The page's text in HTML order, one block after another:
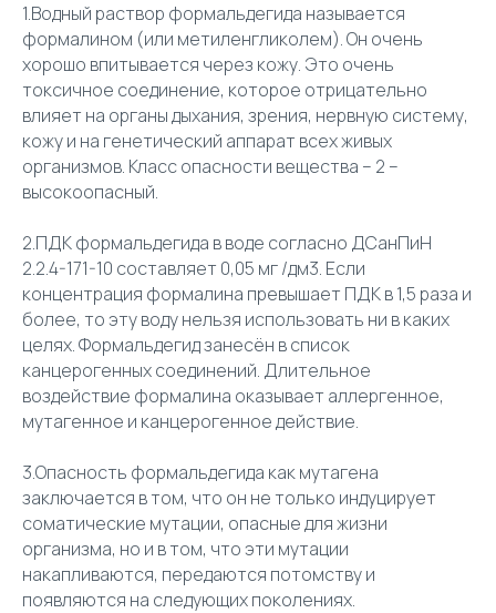
1.Водный раствор формальдегида называется
формалином (или метиленгликолем). Он очень
хорошо впитывается через кожу. Это очень
токсичное соединение, которое отрицательно
влияет на органы дыхания, зрения, нервную систему,
кожу и на генетический аппарат всех живых
организмов. Класс опасности вещества – 2 –
высокоопасный.
2.ПДК формальдегида в воде согласно ДСанПиН
2.2.4-171-10 составляет 0,05 мг /дм3. Если
концентрация формалина превышает ПДК в 1,5 раза и
более, то эту воду нельзя использовать ни в каких
целях. Формальдегид занесён в список
канцерогенных соединений. Длительное
воздействие формалина оказывает аллергенное,
мутагенное и канцерогенное действие.
3.Опасность формальдегида как мутагена
заключается в том, что он не только индуцирует
соматические мутации, опасные для жизни
организма, но и в том, что эти мутации
накапливаются, передаются потомству и
появляются на следующих поколениях.